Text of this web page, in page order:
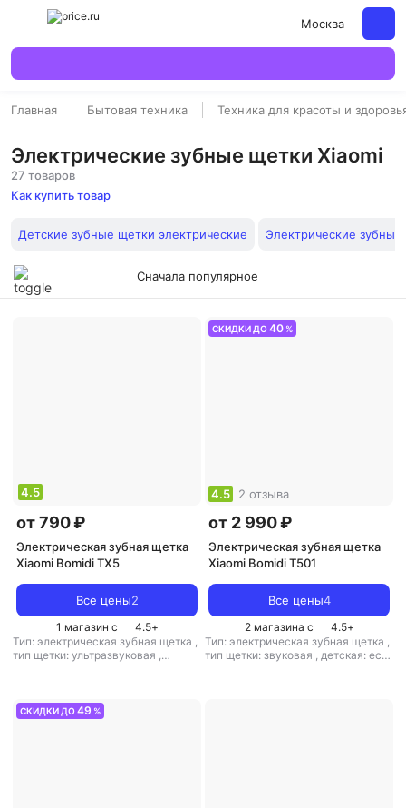
Москва
Главная Бытовая техника Техника для красоты и
Электрические зубные щетки Xiaomi
27 товаров
Как купить товар
Детские зубные щетки электрические Электрические
Сначала популярное
4.5
от 790 ₽
Электрическая зубная щетка
Xiaomi Bomidi TX5
Все цены2
1 магазин с 4.5+
Тип: электрическая зубная щетка ,
тип щетки: ультразвуковая ,
СКИДКИ ДО40 %
4.5 2 отзыва
от 2 990 ₽
Электрическая зубная щетка
Xiaomi Bomidi T501
Все цены4
2 магазина с 4.5+
Тип: электрическая зубная щетка ,
тип щетки: звуковая , детская: есть
СКИДКИ ДО49 %